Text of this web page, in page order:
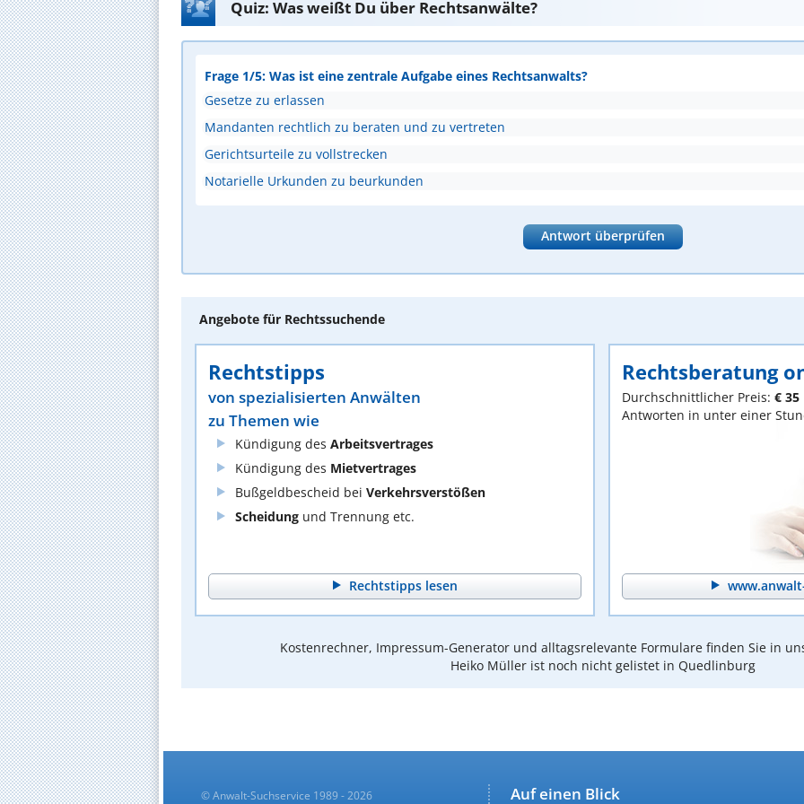
Quiz: Was weißt Du über Rechtsanwälte?
Frage 1/5: Was ist eine zentrale Aufgabe eines Rechtsanwalts?
Gesetze zu erlassen
Mandanten rechtlich zu beraten und zu vertreten
Gerichtsurteile zu vollstrecken
Notarielle Urkunden zu beurkunden
Antwort überprüfen
Angebote für Rechtssuchende
Rechtstipps
von spezialisierten Anwälten
zu Themen wie
Kündigung des Arbeitsvertrages
Kündigung des Mietvertrages
Bußgeldbescheid bei Verkehrsverstößen
Scheidung und Trennung etc.
Rechtstipps lesen
Rechtsberatung
Durchschnittlicher Preis: € 35
Antworten in unter einer
Kostenrechner, Impressum-Generator und alltagsrelevante Formulare finden Sie in
Heiko Müller ist noch nicht gelistet in Quedlinburg
Auf einen Blick
© Anwalt-Suchservice 1989 - 2026